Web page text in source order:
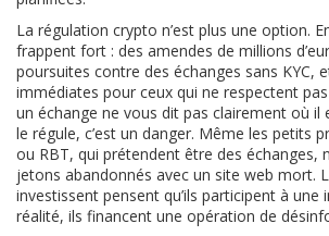
La régulation crypto n’est plus une option.
frappent fort : des amendes de millions
poursuites contre des échanges sans KYC,
immédiates pour ceux qui ne respectent
un échange ne vous dit pas clairement où il
le régule, c’est un danger. Même les petits
ou RBT, qui prétendent être des échanges,
jetons abandonnés avec un site web mort.
investissent pensent qu’ils participent à une
réalité, ils financent une opération de